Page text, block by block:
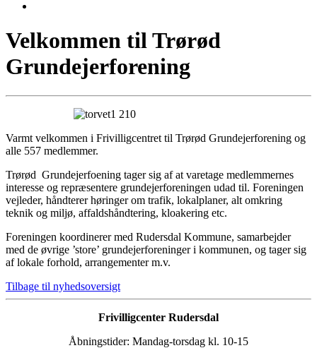
Velkommen til Trørød
Grundejerforening
Varmt velkommen i Frivilligcentret til Trørød Grundejerforening og
alle 557 medlemmer.
Trørød Grundejerfoening tager sig af at varetage medlemmernes
interesse og repræsentere grundejerforeningen udad til. Foreningen
vejleder, håndterer høringer om trafik, lokalplaner, alt omkring
teknik og miljø, affaldshåndtering, kloakering etc.
Foreningen koordinerer med Rudersdal Kommune, samarbejder
med de øvrige ’store’ grundejerforeninger i kommunen, og tager sig
af lokale forhold, arrangementer m.v.
Tilbage til nyhedsoversigt
Frivilligcenter Rudersdal
Åbningstider: Mandag-torsdag kl. 10-15